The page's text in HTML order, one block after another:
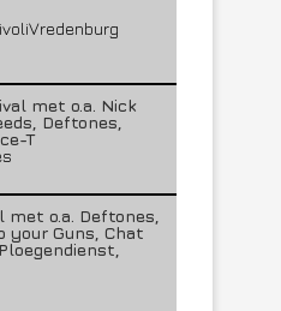
met o.a. Nick
Deftones,
T
met o.a. Deftones,
your Guns, Chat